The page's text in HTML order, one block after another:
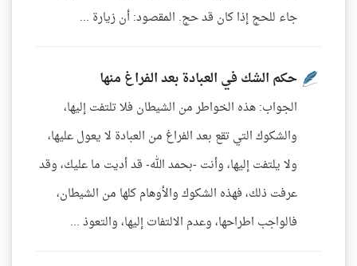
جاء للحج إذا كان قد حج. المقصود: أن زيارة ...
حكم الشك في العبادة بعد الفراغ منها
الجواب: هذه الخواطر من الشيطان فلا تلتفت إليها،
والشكوك التي تقع بعد الفراغ من العبادة لا يعول عليها،
ولا يلتفت إليها، وأنت -بحمد الله- قد أديت ما عليك، وقد
عرفت ذلك، فهذه الشكوك والأوهام كلها من الشيطان،
فالواجب اطراحها، وعدم الالتفات إليها، والتعوذ ...